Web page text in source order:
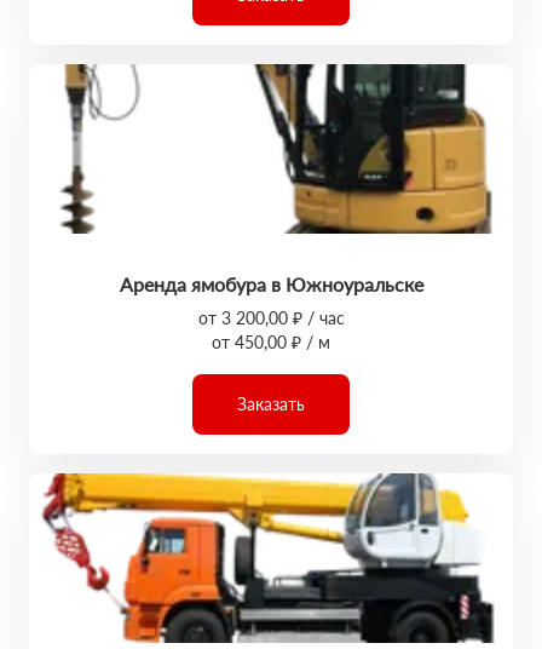
Аренда ямобура в Южноуральске
от 3 200,00 ₽ / час
от 450,00 ₽ / м
Заказать